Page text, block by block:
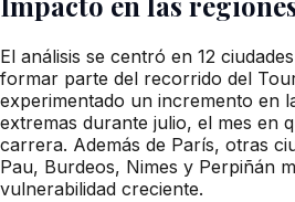
El análisis se centró en 12
formar parte del recorrido del
experimentado un incremento en
extremas durante julio, el mes en
carrera. Además de París, otras
Pau, Burdeos, Nimes y Perpiñán
vulnerabilidad creciente.